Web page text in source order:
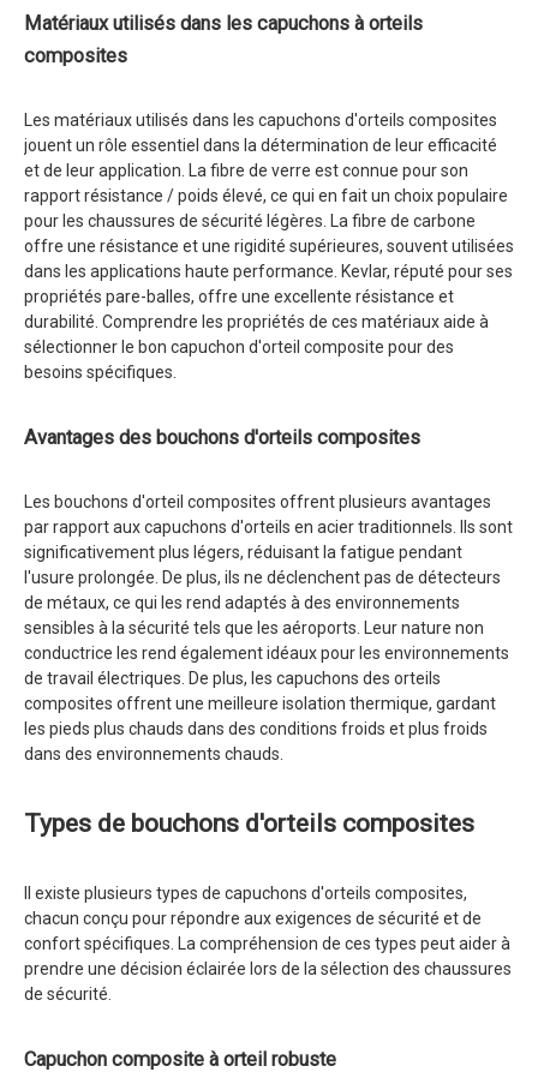
Matériaux utilisés dans les capuchons à orteils
composites
Les matériaux utilisés dans les capuchons d'orteils composites
jouent un rôle essentiel dans la détermination de leur efficacité
et de leur application. La fibre de verre est connue pour son
rapport résistance / poids élevé, ce qui en fait un choix populaire
pour les chaussures de sécurité légères. La fibre de carbone
offre une résistance et une rigidité supérieures, souvent utilisées
dans les applications haute performance. Kevlar, réputé pour ses
propriétés pare-balles, offre une excellente résistance et
durabilité. Comprendre les propriétés de ces matériaux aide à
sélectionner le bon capuchon d'orteil composite pour des
besoins spécifiques.
Avantages des bouchons d'orteils composites
Les bouchons d'orteil composites offrent plusieurs avantages
par rapport aux capuchons d'orteils en acier traditionnels. Ils sont
significativement plus légers, réduisant la fatigue pendant
l'usure prolongée. De plus, ils ne déclenchent pas de détecteurs
de métaux, ce qui les rend adaptés à des environnements
sensibles à la sécurité tels que les aéroports. Leur nature non
conductrice les rend également idéaux pour les environnements
de travail électriques. De plus, les capuchons des orteils
composites offrent une meilleure isolation thermique, gardant
les pieds plus chauds dans des conditions froids et plus froids
dans des environnements chauds.
Types de bouchons d'orteils composites
Il existe plusieurs types de capuchons d'orteils composites,
chacun conçu pour répondre aux exigences de sécurité et de
confort spécifiques. La compréhension de ces types peut aider à
prendre une décision éclairée lors de la sélection des chaussures
de sécurité.
Capuchon composite à orteil robuste